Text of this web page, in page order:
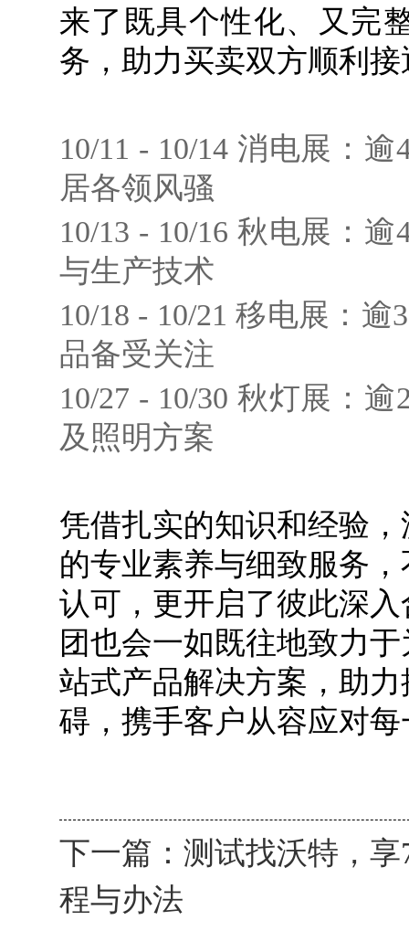
来了既具个性化、又完
务，助力买卖双方顺利
10/11 - 10/14 消电展：
居各领风骚
10/13 - 10/16 秋电展：
与生产技术
10/18 - 10/21 移电展：
品备受关注
10/27 - 10/30 秋灯展：
及照明方案
凭借扎实的知识和经验
的专业素养与细致服务
认可，更开启了彼此深
团也会一如既往地致力
站式产品解决方案，助
碍，携手客户从容应对
下一篇： 测试找沃特，
程与办法